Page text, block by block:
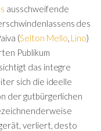
ausschweifende
des
(Selton Mello Lino)
Publikum
das integre
sich die ideelle
der gutbürgerlichen
verliert, desto